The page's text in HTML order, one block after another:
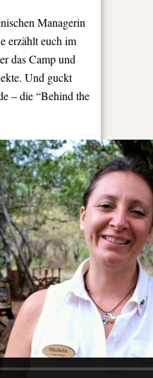
Managerin
erzählt euch im
das Camp und
Und guckt
– die “Behind the